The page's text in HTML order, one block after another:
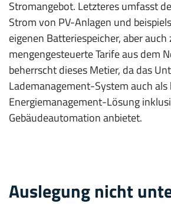
Stromangebot. Letzteres umfasst
Strom von PV-Anlagen und
eigenen Batteriespeicher, aber
mengengesteuerte Tarife aus dem
beherrscht dieses Metier, da das
Lademanagement-System auch
Energiemanagement-Lösung
Gebäudeautomation anbietet.
Auslegung nicht